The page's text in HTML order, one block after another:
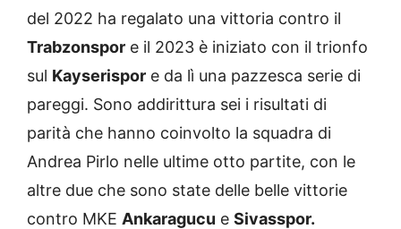
del 2022 ha regalato una vittoria contro il
Trabzonspor e il 2023 è iniziato con il trionfo
sul Kayserispor e da lì una pazzesca serie di
pareggi. Sono addirittura sei i risultati di
parità che hanno coinvolto la squadra di
Andrea Pirlo nelle ultime otto partite, con le
altre due che sono state delle belle vittorie
contro MKE Ankaragucu e Sivasspor.